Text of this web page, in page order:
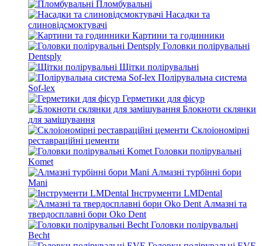
Пломбувальні
Насадки та
слиновідсмоктувачі
Картини та годинники
Головки полірувальні
Dentsply
Щітки полірувальні
Полірувальна система
Sof-lex
Герметики для фісур
Блокноти склянки
для замішування
Склоіономірні
реставраційні цементи
Головки полірувальні
Komet
Алмазні турбінні бори
Mani
Інструменти LMDental
Алмазні та
твердосплавні бори Oko Dent
Головки полірувальні
Becht